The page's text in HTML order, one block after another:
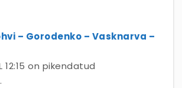
– Gorodenko – Vasknarva –
12:15 on pikendatud